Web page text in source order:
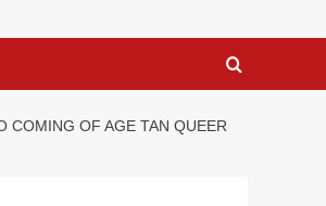
COMING OF AGE TAN QUEER